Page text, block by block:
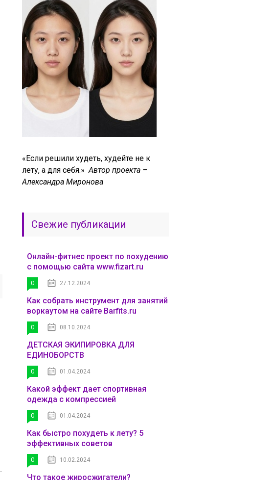
«Если решили худеть, худейте не к
лету, а для себя.»Автор проекта –
Александра Миронова
Свежие публикации
Онлайн-фитнес проект по похудению
с помощью сайта www.fizart.ru
0 27.12.2024
Как собрать инструмент для занятий
воркаутом на сайте Barfits.ru
0 08.10.2024
ДЕТСКАЯ ЭКИПИРОВКА ДЛЯ
ЕДИНОБОРСТВ
0 01.04.2024
Какой эффект дает спортивная
одежда с компрессией
0 01.04.2024
Как быстро похудеть к лету? 5
эффективных советов
0 10.02.2024
Что такое жиросжигатели?